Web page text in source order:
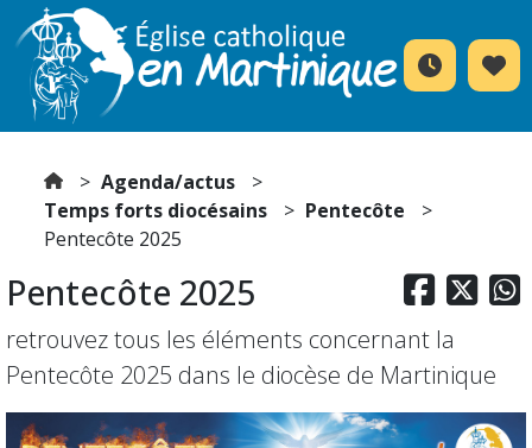
Agenda/actus
Temps forts diocésains
Pentecôte
Pentecôte 2025
  
Pentecôte 2025
retrouvez tous les éléments concernant la
Pentecôte 2025 dans le diocèse de Martinique